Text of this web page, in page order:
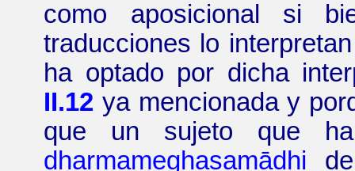
como aposicional si
traducciones lo
ha optado por dicha
II.12 ya mencionada y
que un sujeto que
dharmameghasamādhi